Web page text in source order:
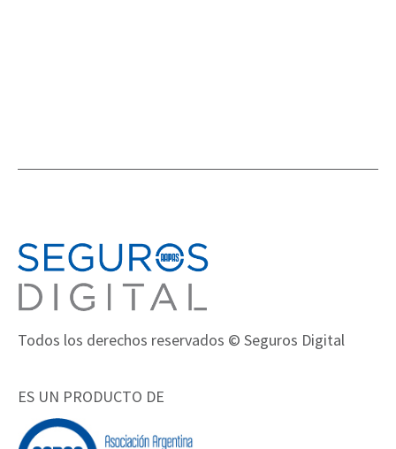
Todos los derechos reservados © Seguros Digital
ES UN PRODUCTO DE